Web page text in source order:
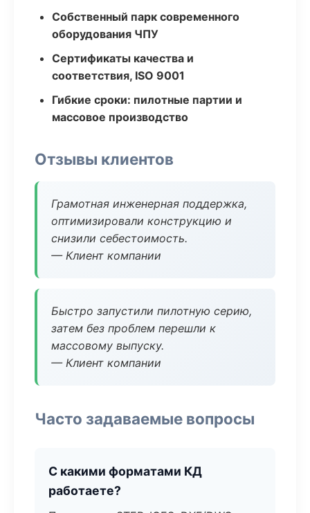
Собственный парк современного
оборудования ЧПУ
Сертификаты качества и
соответствия, ISO 9001
Гибкие сроки: пилотные партии и
массовое производство
Отзывы клиентов
Грамотная инженерная поддержка,
оптимизировали конструкцию и
снизили себестоимость.
— Клиент компании
Быстро запустили пилотную серию,
затем без проблем перешли к
массовому выпуску.
— Клиент компании
Часто задаваемые вопросы
С какими форматами КД
работаете?